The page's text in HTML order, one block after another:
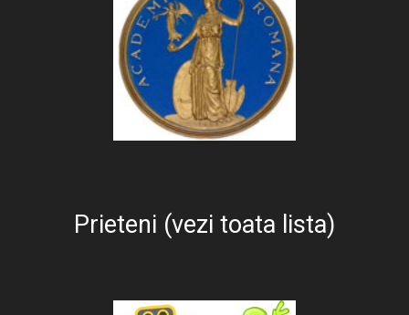
Prieteni (vezi toata lista)